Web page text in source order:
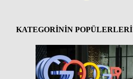
KATEGORİNİN POPÜLERLERİ